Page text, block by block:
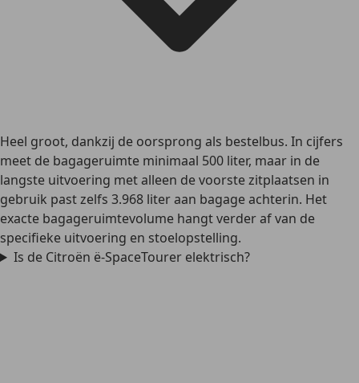
Heel groot, dankzij de oorsprong als bestelbus. In cijfers
meet de bagageruimte minimaal 500 liter, maar in de
langste uitvoering met alleen de voorste zitplaatsen in
gebruik past zelfs 3.968 liter aan bagage achterin. Het
exacte bagageruimtevolume hangt verder af van de
specifieke uitvoering en stoelopstelling.
Is de Citroën ë-SpaceTourer elektrisch?